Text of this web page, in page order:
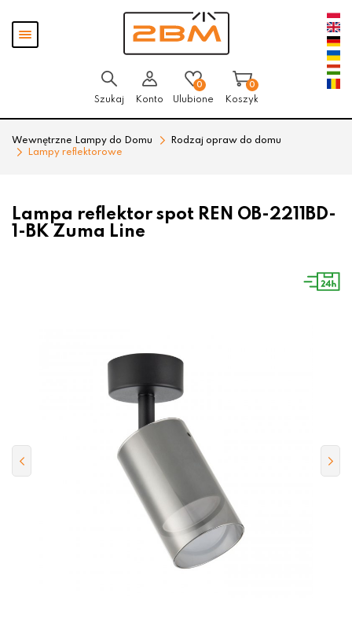
Pokaż
menu
Szukaj Konto
0
Ulubione
0
Koszyk
Wewnętrzne Lampy do Domu
Rodzaj opraw do domu
Lampy reflektorowe
Lampa reflektor spot REN OB-2211BD-
1-BK Zuma Line